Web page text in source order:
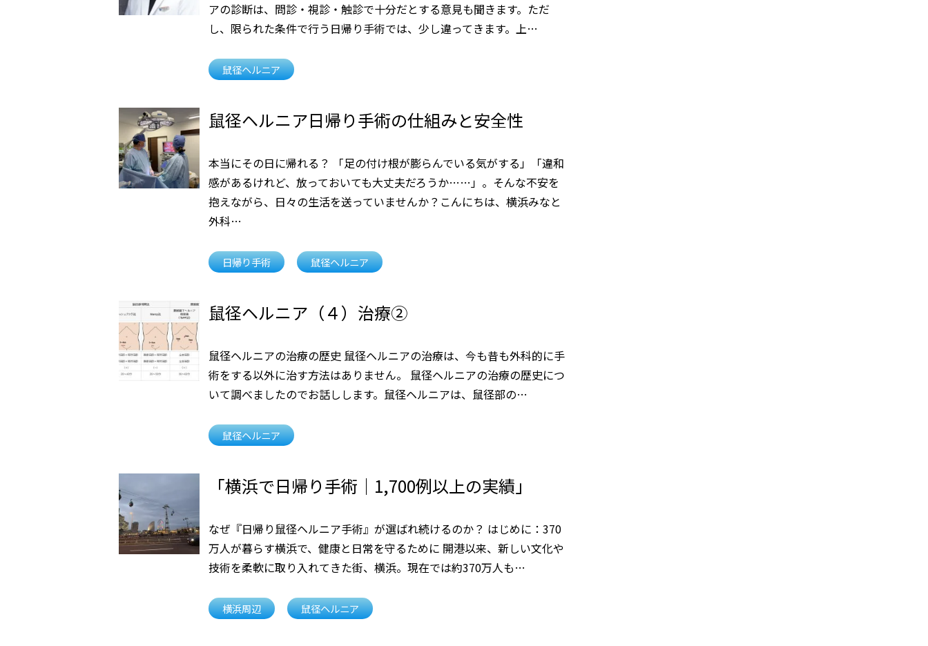
アの診断は、問診・視診・触診で十分だとする意見も聞きます。ただ
し、限られた条件で行う日帰り手術では、少し違ってきます。上…
鼠径ヘルニア
鼠径ヘルニア日帰り手術の仕組みと安全性
本当にその日に帰れる？ 「足の付け根が膨らんでいる気がする」「違和
感があるけれど、放っておいても大丈夫だろうか……」。そんな不安を
抱えながら、日々の生活を送っていませんか？こんにちは、横浜みなと
外科…
日帰り手術 鼠径ヘルニア
鼠径ヘルニア（４）治療②
鼠径ヘルニアの治療の歴史 鼠径ヘルニアの治療は、今も昔も外科的に手
術をする以外に治す方法はありません。 鼠径ヘルニアの治療の歴史につ
いて調べましたのでお話しします。鼠径ヘルニアは、鼠径部の…
鼠径ヘルニア
「横浜で日帰り手術｜1,700例以上の実績」
なぜ『日帰り鼠径ヘルニア手術』が選ばれ続けるのか？ はじめに：370
万人が暮らす横浜で、健康と日常を守るために 開港以来、新しい文化や
技術を柔軟に取り入れてきた街、横浜。現在では約370万人も…
横浜周辺 鼠径ヘルニア